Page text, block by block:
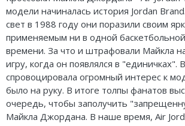
модели начиналась история Jordan
свет в 1988 году они поразили своим
применяемым ни в одной
времени. За что и штрафовали Майкла
игру, когда он появлялся в "единичках".
спровоцировала огромный интерес к
было на руку. В итоге толпы фанатов
очередь, чтобы заполучить
Майкла Джордана. В наше время, Air
Air Jordan 5
Air Jordan 6
Air Jordan 7
Air Jordan 10
Air Jordan 11
Nike Air Deldon
Nike Sabrina
Nike A’ja
Nike ST
Nike GT